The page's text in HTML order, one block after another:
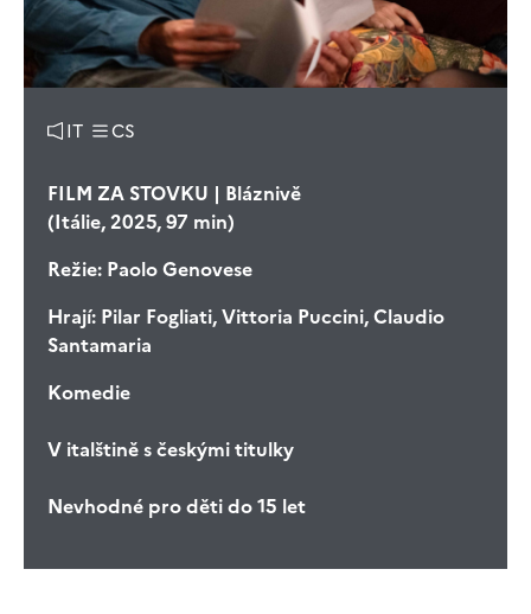
IT CS
FILM ZA STOVKU | Bláznivě
(Itálie, 2025, 97 min)
Režie: Paolo Genovese
Hrají: Pilar Fogliati, Vittoria Puccini, Claudio
Santamaria
Komedie
V italštině s českými titulky
Nevhodné pro děti do 15 let